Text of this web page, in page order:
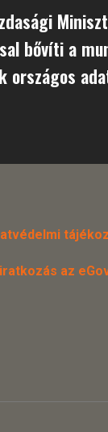
bővíti a
országos
az